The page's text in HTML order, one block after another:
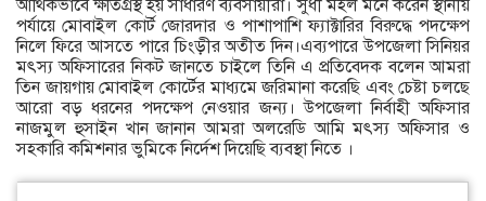
আর্থিকভাবে ক্ষতিগ্রস্থ হয় সাধারণ ব্যবসায়ীরা। সুধী মহল মনে করেন স্থানীয়
পর্যায়ে মোবাইল কোর্ট জোরদার ও পাশাপাশি ফ্যাক্টারির বিরুদ্ধে পদক্ষেপ
নিলে ফিরে আসতে পারে চিংড়ীর অতীত দিন।এব্যপারে উপজেলা সিনিয়র
মৎস্য অফিসারের নিকট জানতে চাইলে তিনি এ প্রতিবেদক বলেন আমরা
তিন জায়গায় মোবাইল কোর্টের মাধ্যমে জরিমানা করেছি এবং চেষ্টা চলছে
আরো বড় ধরনের পদক্ষেপ নেওয়ার জন্য। উপজেলা নির্বাহী অফিসার
নাজমুল হুসাইন খান জানান আমরা অলরেডি আমি মৎস্য অফিসার ও
সহকারি কমিশনার ভুমিকে নির্দেশ দিয়েছি ব্যবস্থা নিতে ।